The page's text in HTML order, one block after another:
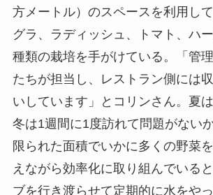
方メートル）のスペースを利用し
グラ、ラディッシュ、トマト、ハ
種類の栽培を手がけている。「管
たちが担当し、レストラン側には
いしています」とコリンさん。夏は
冬は1週間に1度訪れて問題がない
限られた面積でいかに多くの野菜
えながら効率化に取り組んでいる
ブを行き渡らせて定期的に水をや